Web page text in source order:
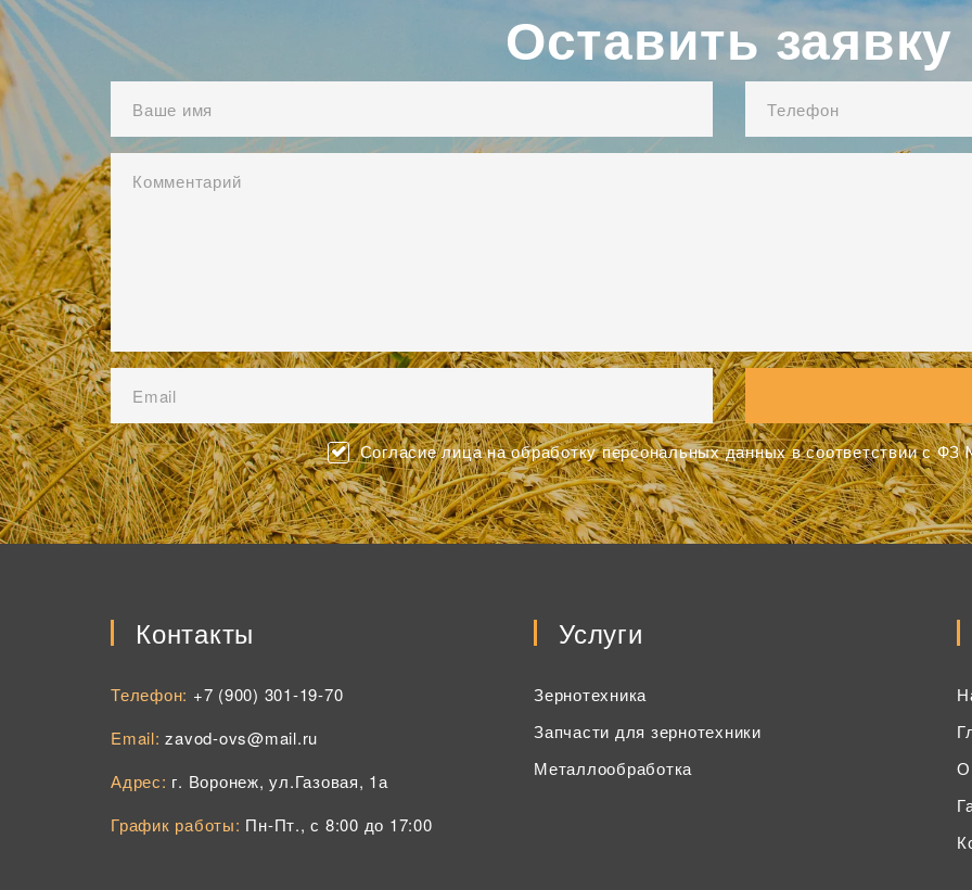
Оставить заявку
Согласие лица на обработку персональных данных в соответствии с ФЗ
Контакты
Телефон: +7 (900) 301-19-70
Email:zavod-ovs@mail.ru
Адрес: г. Воронеж, ул.Газовая, 1а
График работы: Пн-Пт., с 8:00 до 17:00
Услуги
Зернотехника
Запчасти для зернотехники
Металлообработка
О